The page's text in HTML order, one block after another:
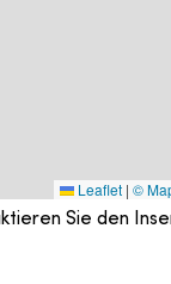
Leaflet | ©
Sie den